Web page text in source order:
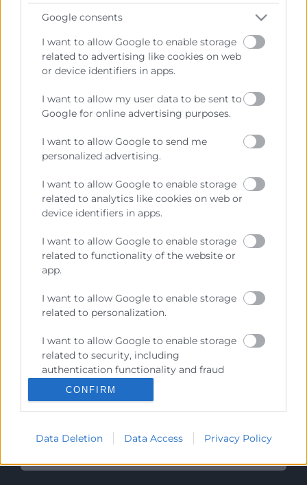
Google consents
I want to allow Google to enable storage
related to advertising like cookies on web
or device identifiers in apps.
I want to allow my user data to be sent to
Google for online advertising purposes.
I want to allow Google to send me
personalized advertising.
I want to allow Google to enable storage
related to analytics like cookies on web or
device identifiers in apps.
I want to allow Google to enable storage
related to functionality of the website or
app.
I want to allow Google to enable storage
related to personalization.
I want to allow Google to enable storage
related to security, including
authentication functionality and fraud
prevention, and other user protection.
CONFIRM
Data Deletion Data Access Privacy Policy
Representar, promocionar y defender los intereses
generales del comercio, la industria y la navegación.
Ejercitar las competencias de carácter público
previstas en la Ley, o que puedan encomendar y
Contacto
Recursos
Sobre la Cambra
Perfil del contractant
Preu taula cítrics
Enllaços d’Interés
Fons Estructurals
Canal de Denúncia